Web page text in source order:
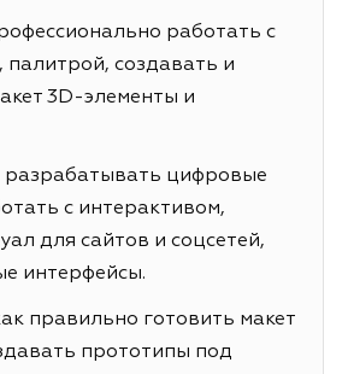
работать с
палитрой, создавать и
3D-элементы и
разрабатывать цифровые
с интерактивом,
для сайтов и соцсетей,
интерфейсы.
правильно готовить макет
прототипы под